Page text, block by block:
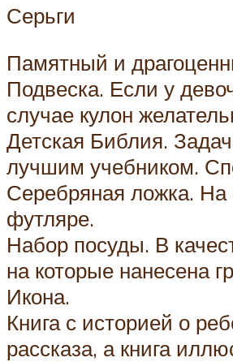
Серьги
Памятный и
Подвеска. Если у
случае кулон
Детская Библия.
лучшим учебником.
Серебряная ложка. На
футляре.
Набор посуды. В
на которые нанесена
Икона.
Книга с историей о
рассказа, а книга